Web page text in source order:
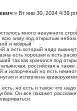
» Вт янв 30, 2024 4:39
много ненужного
зиму под открытым небом
и мокрый
а есть который надо
есть хорошая а есть
так как хранился под
российская а также
и испорченый но есть
и испорчена
но есть и такое что
Он все покажет